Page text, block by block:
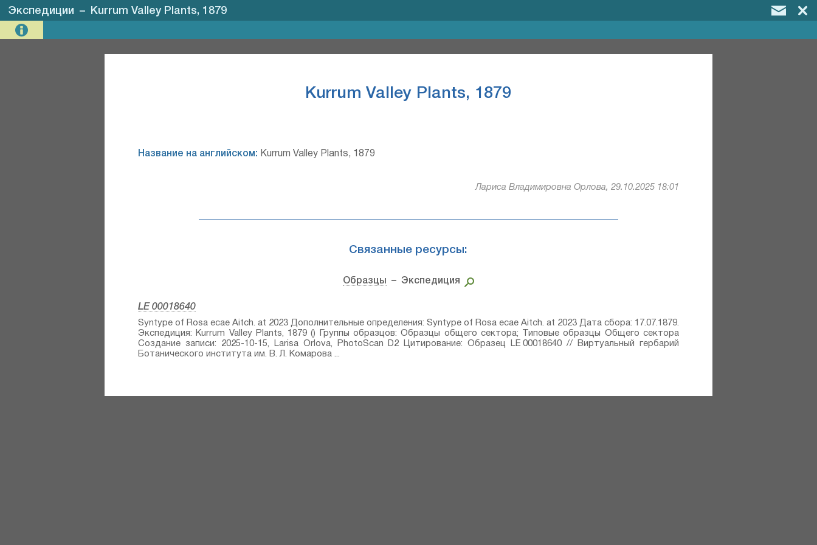
Экспедиции – Kurrum Valley Plants, 1879
Kurrum Valley Plants, 1879
Название на английском: Kurrum Valley Plants, 1879
Лариса Владимировна Орлова, 29.10.2025 18:01
Связанные ресурсы:
Образцы – Экспедиция
LE 00018640
Syntype of Rosa ecae Aitch.⁣ at 2023 Дополнительные определения: Syntype of Rosa ecae Aitch.⁣ at 2023 Дата сбора: 17.07.1879.
Экспедиция: Kurrum Valley Plants, 1879 () Группы образцов: Образцы общего сектора; Типовые образцы Общего сектора
Создание записи: 2025-10-15, Larisa Orlova, PhotoScan D2 Цитирование: Образец LE 00018640 // Виртуальный гербарий
Ботанического института им. В. Л. Комарова ...